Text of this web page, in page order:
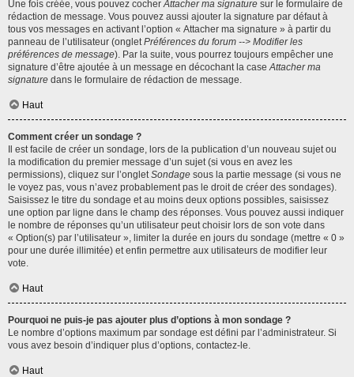
Une fois créée, vous pouvez cocherAttacher ma signature sur le formulaire de
rédaction de message. Vous pouvez aussi ajouter la signature par défaut à
tous vos messages en activant l’option « Attacher ma signature » à partir du
panneau de l’utilisateur (ongletPréférences du forum --> Modifier les
préférences de message). Par la suite, vous pourrez toujours empêcher une
signature d’être ajoutée à un message en décochant la caseAttacher ma
signature dans le formulaire de rédaction de message.
Haut
Comment créer un sondage ?
Il est facile de créer un sondage, lors de la publication d’un nouveau sujet ou
la modification du premier message d’un sujet (si vous en avez les
permissions), cliquez sur l’ongletSondage sous la partie message (si vous ne
le voyez pas, vous n’avez probablement pas le droit de créer des sondages).
Saisissez le titre du sondage et au moins deux options possibles, saisissez
une option par ligne dans le champ des réponses. Vous pouvez aussi indiquer
le nombre de réponses qu’un utilisateur peut choisir lors de son vote dans
« Option(s) par l’utilisateur », limiter la durée en jours du sondage (mettre « 0 »
pour une durée illimitée) et enfin permettre aux utilisateurs de modifier leur
vote.
Haut
Pourquoi ne puis-je pas ajouter plus d’options à mon sondage ?
Le nombre d’options maximum par sondage est défini par l’administrateur. Si
vous avez besoin d’indiquer plus d’options, contactez-le.
Haut